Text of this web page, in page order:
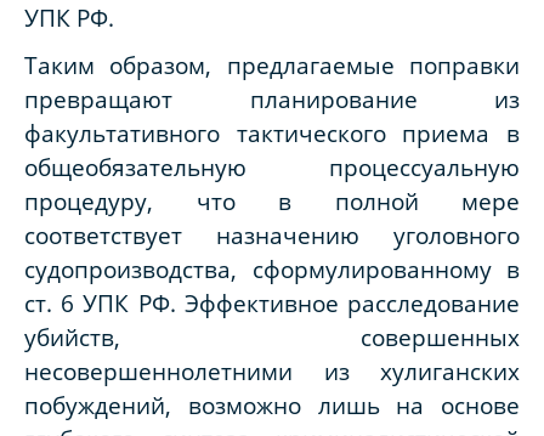
УПК РФ.
Таким образом, предлагаемые поправки
превращают планирование из
факультативного тактического приема в
общеобязательную процессуальную
процедуру, что в полной мере
соответствует назначению уголовного
судопроизводства, сформулированному в
ст. 6 УПК РФ. Эффективное расследование
убийств, совершенных
несовершеннолетними из хулиганских
побуждений, возможно лишь на основе